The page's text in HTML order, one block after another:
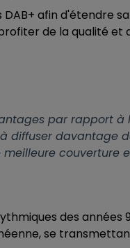
afin d'étendre
de la qualité et
par rapport à
diffuser davantage
couverture
des années
se